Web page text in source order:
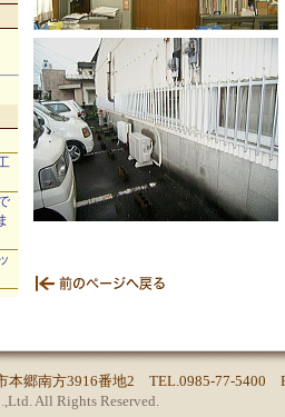
郷南方3916番地2 TEL.0985-77-5400
All Rights Reserved.